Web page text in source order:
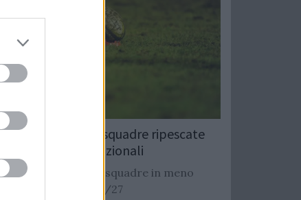
Rugby: Record di squadre ripescate
nei campionati nazionali
Si stimano oltre 20 squadre in meno
dalla stagione 2026/27